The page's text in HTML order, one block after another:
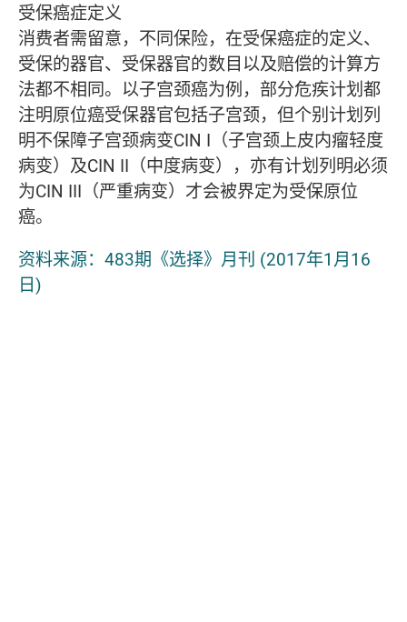
受保癌症定义
消费者需留意，不同保险，在受保癌症的定义、
受保的器官、受保器官的数目以及赔偿的计算方
法都不相同。以子宫颈癌为例，部分危疾计划都
注明原位癌受保器官包括子宫颈，但个别计划列
明不保障子宫颈病变CIN I（子宫颈上皮内瘤轻度
病变）及CIN II（中度病变），亦有计划列明必须
为CIN III（严重病变）才会被界定为受保原位
癌。
资料来源：483期《选择》月刊 (2017年1月16
日)